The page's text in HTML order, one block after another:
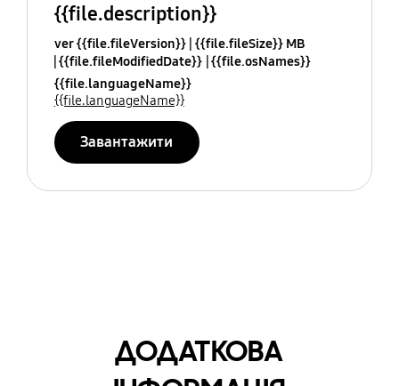
{{file.description}}
ver {{file.fileVersion}} {{file.fileSize}} MB
{{file.fileModifiedDate}} {{file.osNames}}
{{file.languageName}}
{{file.languageName}}
Завантажити
ДОДАТКОВА